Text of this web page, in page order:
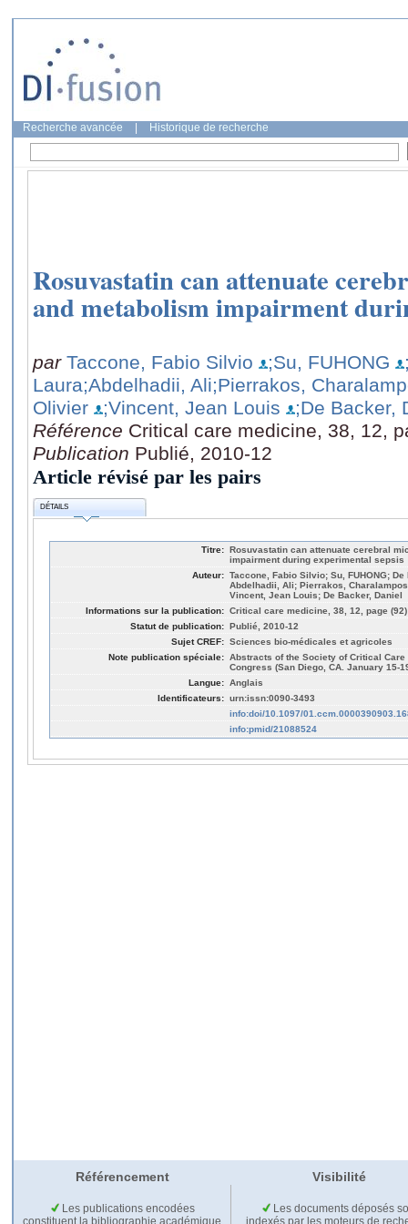
Recherche avancée Historique de recherche
Rosuvastatin can attenuate
and metabolism impairment
par Taccone, Fabio Silvio ;Su, FUHONG
Laura;Abdelhadii, Ali;Pierrakos,
Olivier
;Vincent, Jean Louis
;De Backer,
Référence Critical care medicine, 38, 12,
Publication Publié, 2010-12
Article révisé par les pairs
DÉTAILS
Titre: Rosuvastatin can attenuate cerebral
impairment during experimental sepsis
Auteur: Taccone, Fabio Silvio; Su, FUHONG;
Abdelhadii, Ali; Pierrakos,
Vincent, Jean Louis; De Backer, Daniel
Informations sur la publication: Critical care medicine, 38, 12, page (92)
Statut de publication: Publié, 2010-12
Sujet CREF: Sciences bio-médicales et agricoles
Note publication spéciale: Abstracts of the Society of Critical
Congress (San Diego, CA. January 15-
Langue: Anglais
Identificateurs: urn:issn:0090-3493
info:doi/10.1097/
info:pmid/21088524
Référencement Visibilité
Les publications encodées
Les documents déposés